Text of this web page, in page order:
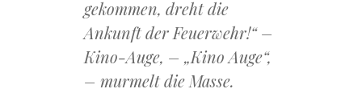
gekommen, dreht die
Ankunft der Feuerwehr!“ –
Kino-Auge, – „Kino Auge“,
– murmelt die Masse.